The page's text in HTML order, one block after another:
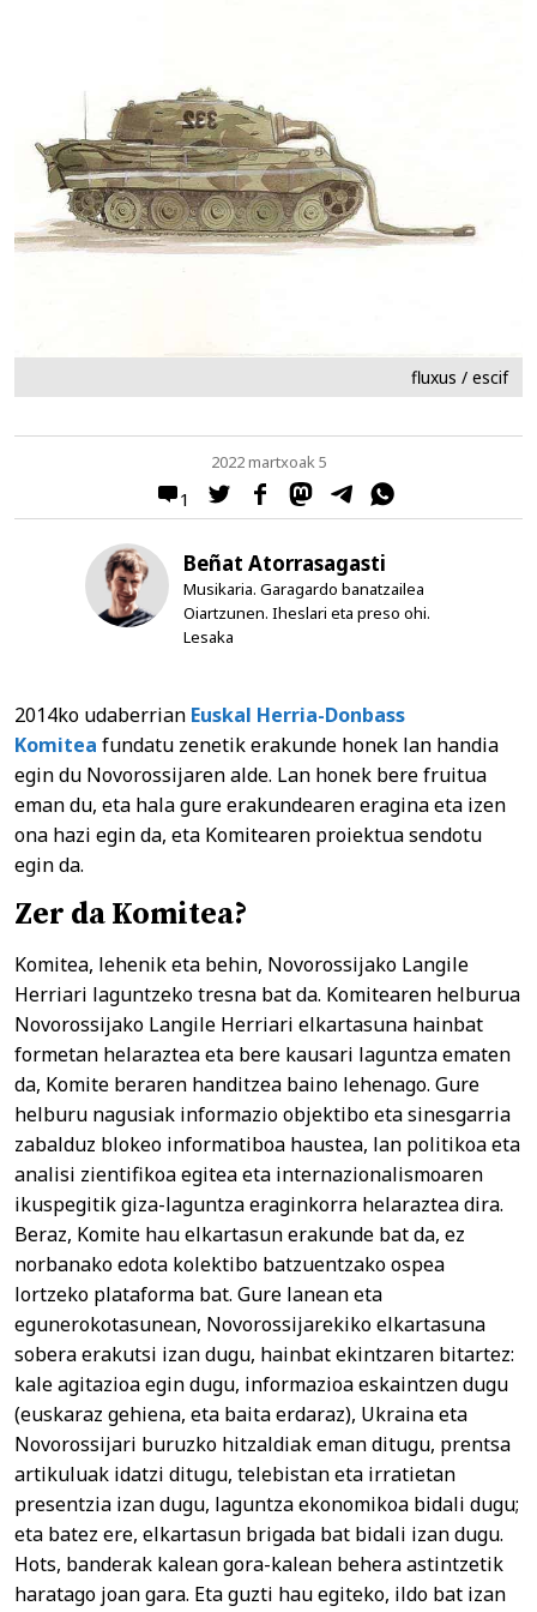
fluxus / escif
1
2022 martxoak 5
Beñat Atorrasagasti
Musikaria. Garagardo banatzailea
Oiartzunen. Iheslari eta preso ohi.
Lesaka
2014ko udaberrian Euskal Herria-Donbass
Komitea fundatu zenetik erakunde honek lan handia
egin du Novorossijaren alde. Lan honek bere fruitua
eman du, eta hala gure erakundearen eragina eta izen
ona hazi egin da, eta Komitearen proiektua sendotu
egin da.
Zer da Komitea?
Komitea, lehenik eta behin, Novorossijako Langile
Herriari laguntzeko tresna bat da. Komitearen helburua
Novorossijako Langile Herriari elkartasuna hainbat
formetan helaraztea eta bere kausari laguntza ematen
da, Komite beraren handitzea baino lehenago. Gure
helburu nagusiak informazio objektibo eta sinesgarria
zabalduz blokeo informatiboa haustea, lan politikoa eta
analisi zientifikoa egitea eta internazionalismoaren
ikuspegitik giza-laguntza eraginkorra helaraztea dira.
Beraz, Komite hau elkartasun erakunde bat da, ez
norbanako edota kolektibo batzuentzako ospea
lortzeko plataforma bat. Gure lanean eta
egunerokotasunean, Novorossijarekiko elkartasuna
sobera erakutsi izan dugu, hainbat ekintzaren bitartez:
kale agitazioa egin dugu, informazioa eskaintzen dugu
(euskaraz gehiena, eta baita erdaraz), Ukraina eta
Novorossijari buruzko hitzaldiak eman ditugu, prentsa
artikuluak idatzi ditugu, telebistan eta irratietan
presentzia izan dugu, laguntza ekonomikoa bidali dugu;
eta batez ere, elkartasun brigada bat bidali izan dugu.
Hots, banderak kalean gora-kalean behera astintzetik
haratago joan gara. Eta guzti hau egiteko, ildo bat izan